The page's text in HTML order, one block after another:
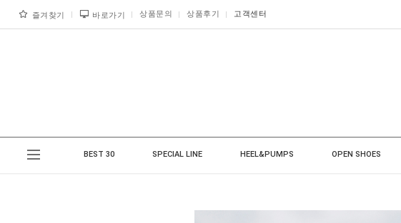
즐겨찾기 바로가기 상품문의 상품후기 고객센터
BEST 30 SPECIAL LINE HEEL&PUMPS OPEN SHOES